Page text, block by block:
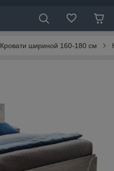
Кровати шириной 160-180 см